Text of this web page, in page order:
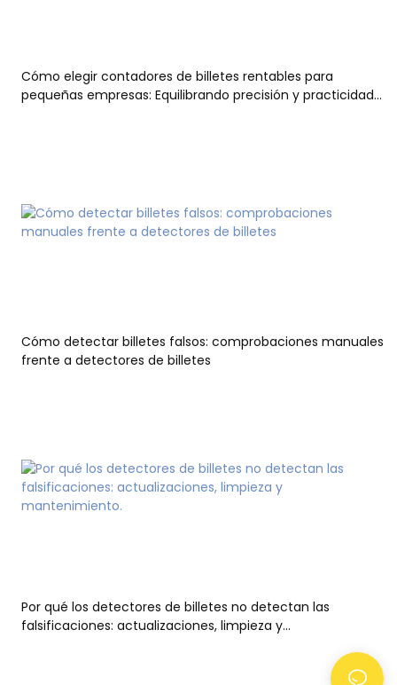
Cómo elegir contadores de billetes rentables para
pequeñas empresas: Equilibrando precisión y practicidad
Cómo detectar billetes falsos: comprobaciones manuales
frente a detectores de billetes
Por qué los detectores de billetes no detectan las
falsificaciones: actualizaciones, limpieza y